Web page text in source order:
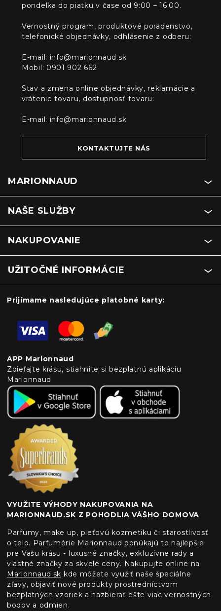
pondelka do piatku v čase od 9:00 – 16:00.
Vernostný program, produktové poradenstvo,
telefonické objednávky, odhlásenie z odberu:
E-mail: info@marionnaud.sk
Mobil: 0901 902 662
Stav a zmena online objednávky, reklamácie a
vrátenie tovaru, dostupnosť tovaru:
E-mail: info@marionnaud.sk
KONTAKTUJTE NÁS
MARIONNAUD
NAŠE SLUŽBY
NAKUPOVANIE
UŽITOČNÉ INFORMÁCIE
Prijímame nasledujúce platobné karty:
APP Marionnaud
Zdieľajte krásu, stiahnite si bezplatnú aplikáciu
Marionnaud
VYUŽITE VÝHODY NAKUPOVANIA NA
MARIONNAUD.SK Z POHODLIA VÁŠHO DOMOVA
Parfumy, make up, pleťovú kozmetiku či starostlivosť
o telo. Parfumérie Marionnaud ponúkajú to najlepšie
pre Vašu krásu - luxusné značky, exkluzívne rady a
vlastné značky za skvelé ceny. Nakupujte online na
Marionnaud.sk kde môžete využiť naše špeciálne
zľavy, objaviť nové produkty prostredníctvom
bezplatných vzoriek a nazbierať ešte viac vernostných
bodov a odmien.